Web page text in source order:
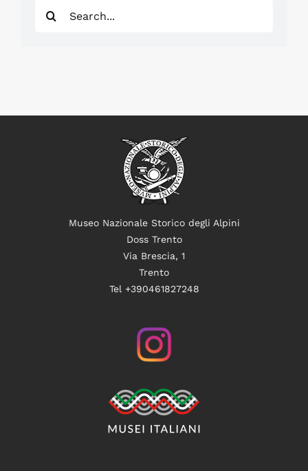
Search
Museo Nazionale Storico degli Alpini
Doss Trento
Via Brescia, 1
Trento
Tel +390461827248